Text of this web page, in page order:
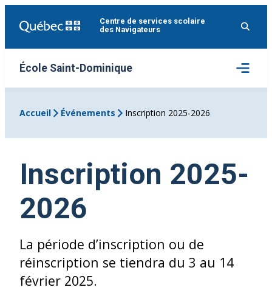
Centre de services scolaire
des Navigateurs
École Saint-Dominique
Ouvrir
le
menu
Accueil
Événements Inscription 2025-2026
Inscription 2025-
2026
La période d’inscription ou de
réinscription se tiendra du 3 au 14
février 2025.